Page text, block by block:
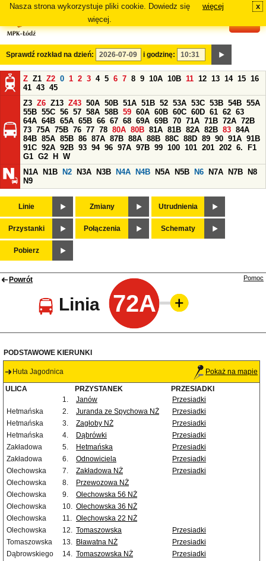
Nasza strona wykorzystuje pliki cookie. Dowiedz się
więcej.
więcej x
Sprawdź rozkład na dzień: i godzinę:
Z Z1 Z2 0 1 2 3 4 5 6 7 8 9 10A 10B 11 12 13 14 15 16
41 43 45
Z3 Z6 Z13 Z43 50A 50B 51A 51B 52 53A 53C 53B 54B 55A
55B 55C 56 57 58A 58B 59 60A 60B 60C 60D 61 62 63
64A 64B 65A 65B 66 67 68 69A 69B 70 71A 71B 72A 72B
73 75A 75B 76 77 78 80A 80B 81A 81B 82A 82B 83 84A
84B 85A 85B 86 87A 87B 88A 88B 88C 88D 89 90 91A 91B
91C 92A 92B 93 94 96 97A 97B 99 100 101 201 202 6.
F1
G1 G2 H
W
N1A
N1B N2 N3A N3B N4A N4B N5A N5B N6 N7A N7B
N8
N9
Linie Zmiany Utrudnienia
Przystanki Połączenia Schematy
Pobierz
Powrót
Linia 72A
Pomoc
PODSTAWOWE KIERUNKI
Huta Jagodnica Pokaż na mapie
ULICA PRZYSTANEK
PRZESIADKI
1.
Janów
Przesiadki
Hetmańska
2. Juranda ze Spychowa NŻ
Przesiadki
Hetmańska
3. Zagłoby NŻ
Przesiadki
Hetmańska
4. Dąbrówki
Przesiadki
Zakładowa
5. Hetmańska
Przesiadki
Zakładowa
6. Odnowiciela
Przesiadki
Olechowska
7. Zakładowa NŻ
Przesiadki
Olechowska
8.
Przewozowa NŻ
Olechowska
9.
Olechowska 56 NŻ
Olechowska
10. Olechowska 36 NŻ
Olechowska
11. Olechowska 22 NŻ
Olechowska
12. Tomaszowska
Przesiadki
Tomaszowska
13. Bławatna NŻ
Przesiadki
Dąbrowskiego
14. Tomaszowska NŻ
Przesiadki